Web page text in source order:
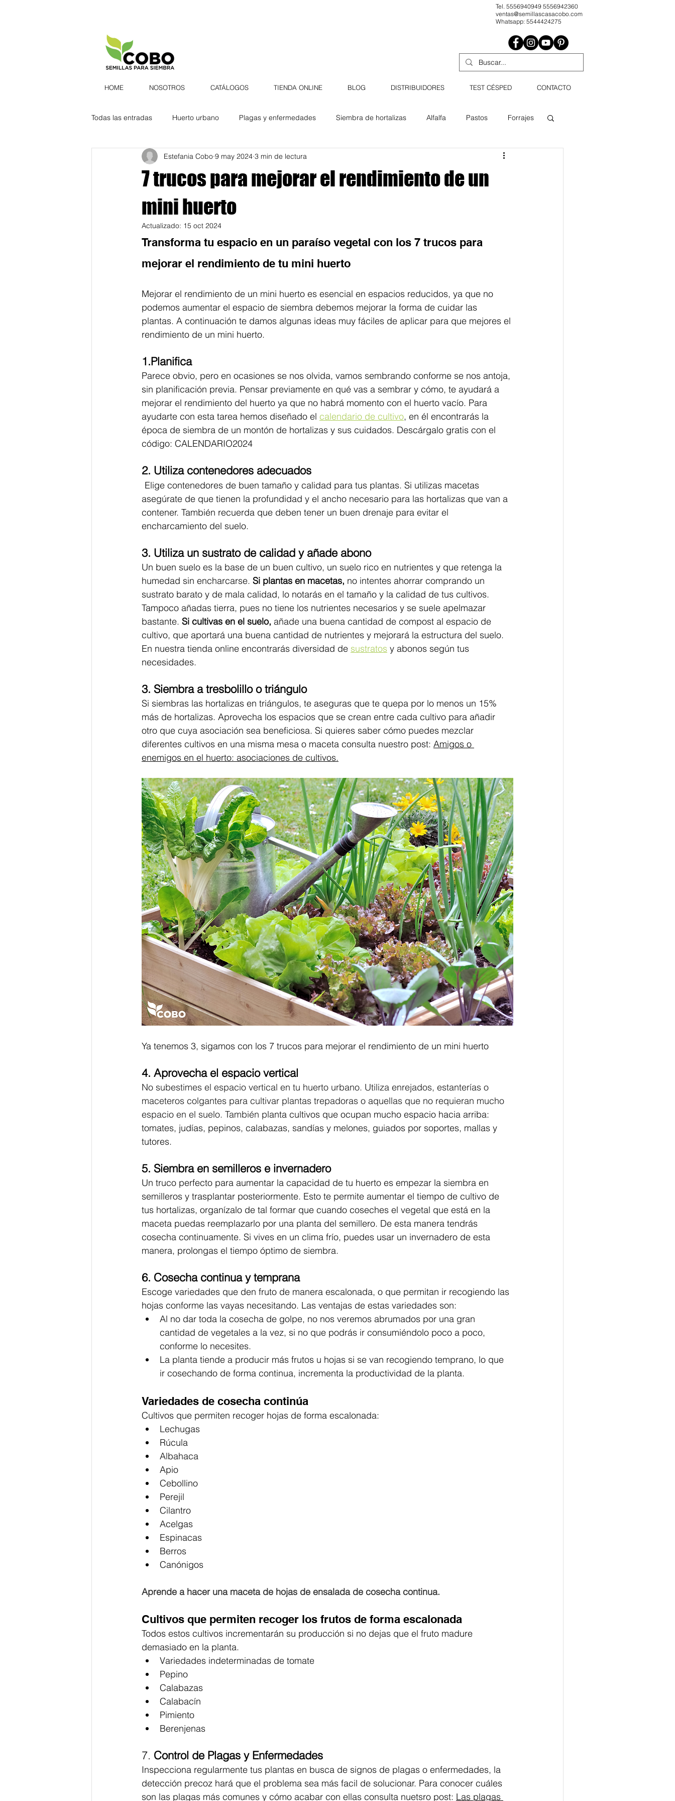
Tel. 5556940949 5556942360
ventas@semillascasacobo.com
Whatsapp: 5544424275
HOME NOSOTROS CATÁLOGOS TIENDA ONLINE BLOG DISTRIBUIDORES TEST CÉSPED CONTACTO
Todas las entradas Huerto urbano Plagas y enfermedades Siembra de hortalizas Alfalfa Pastos Forrajes
Hierbas aromáticas Campos de golf Agricultura profesional
Botánica natural
7 trucos para mejorar el rendimiento de un
mini huerto
Estefania Cobo 9 may 2024 3 min de lectura
Actualizado: 15 oct 2024
Transforma tu espacio en un paraíso vegetal con los 7 trucos para
mejorar el rendimiento de tu mini huerto
Mejorar el rendimiento de un mini huerto es esencial en espacios reducidos, ya que no
podemos aumentar el espacio de siembra debemos mejorar la forma de cuidar las
plantas. A continuación te damos algunas ideas muy fáciles de aplicar para que mejores el
rendimiento de un mini huerto.
1.Planifica
Parece obvio, pero en ocasiones se nos olvida, vamos sembrando conforme se nos antoja,
sin planificación previa. Pensar previamente en qué vas a sembrar y cómo, te ayudará a
mejorar el rendimiento del huerto ya que no habrá momento con el huerto vacío. Para
ayudarte con esta tarea hemos diseñado el calendario de cultivo, en él encontrarás la
época de siembra de un montón de hortalizas y sus cuidados. Descárgalo gratis con el
código: CALENDARIO2024
2. Utiliza contenedores adecuados
Elige contenedores de buen tamaño y calidad para tus plantas. Si utilizas macetas
asegúrate de que tienen la profundidad y el ancho necesario para las hortalizas que van a
contener. También recuerda que deben tener un buen drenaje para evitar el
encharcamiento del suelo.
3. Utiliza un sustrato de calidad y añade abono
Un buen suelo es la base de un buen cultivo, un suelo rico en nutrientes y que retenga la
humedad sin encharcarse. Si plantas en macetas, no intentes ahorrar comprando un
sustrato barato y de mala calidad, lo notarás en el tamaño y la calidad de tus cultivos.
Tampoco añadas tierra, pues no tiene los nutrientes necesarios y se suele apelmazar
bastante. Si cultivas en el suelo, añade una buena cantidad de compost al espacio de
cultivo, que aportará una buena cantidad de nutrientes y mejorará la estructura del suelo.
En nuestra tienda online encontrarás diversidad de sustratos y abonos según tus
necesidades.
3. Siembra a tresbolillo o triángulo
Si siembras las hortalizas en triángulos, te aseguras que te quepa por lo menos un 15%
más de hortalizas. Aprovecha los espacios que se crean entre cada cultivo para añadir
otro que cuya asociación sea beneficiosa. Si quieres saber cómo puedes mezclar
diferentes cultivos en una misma mesa o maceta consulta nuestro post: Amigos o
enemigos en el huerto: asociaciones de cultivos.
Ya tenemos 3, sigamos con los 7 trucos para mejorar el rendimiento de un mini huerto
4. Aprovecha el espacio vertical
No subestimes el espacio vertical en tu huerto urbano. Utiliza enrejados, estanterías o
maceteros colgantes para cultivar plantas trepadoras o aquellas que no requieran mucho
espacio en el suelo. También planta cultivos que ocupan mucho espacio hacia arriba:
tomates, judías, pepinos, calabazas, sandías y melones, guiados por soportes, mallas y
tutores.
5. Siembra en semilleros e invernadero
Un truco perfecto para aumentar la capacidad de tu huerto es empezar la siembra en
semilleros y trasplantar posteriormente. Esto te permite aumentar el tiempo de cultivo de
tus hortalizas, organízalo de tal formar que cuando coseches el vegetal que está en la
maceta puedas reemplazarlo por una planta del semillero. De esta manera tendrás
cosecha continuamente. Si vives en un clima frío, puedes usar un invernadero de esta
manera, prolongas el tiempo óptimo de siembra.
6. Cosecha continua y temprana
Escoge variedades que den fruto de manera escalonada, o que permitan ir recogiendo las
hojas conforme las vayas necesitando. Las ventajas de estas variedades son:
Al no dar toda la cosecha de golpe, no nos veremos abrumados por una gran
cantidad de vegetales a la vez, si no que podrás ir consumiéndolo poco a poco,
conforme lo necesites.
La planta tiende a producir más frutos u hojas si se van recogiendo temprano, lo que
ir cosechando de forma continua, incrementa la productividad de la planta.
Variedades de cosecha continúa
Cultivos que permiten recoger hojas de forma escalonada:
Lechugas
Rúcula
Albahaca
Apio
Cebollino
Perejil
Cilantro
Acelgas
Espinacas
Berros
Canónigos
Aprende a hacer una maceta de hojas de ensalada de cosecha continua.
Cultivos que permiten recoger los frutos de forma escalonada
Todos estos cultivos incrementarán su producción si no dejas que el fruto madure
demasiado en la planta.
Variedades indeterminadas de tomate
Pepino
Calabazas
Calabacín
Pimiento
Berenjenas
7. Control de Plagas y Enfermedades
Inspecciona regularmente tus plantas en busca de signos de plagas o enfermedades, la
detección precoz hará que el problema sea más facil de solucionar. Para conocer cuáles
son las plagas más comunes y cómo acabar con ellas consulta nuetsro post: Las plagas